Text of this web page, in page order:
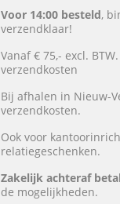
Voor 14:00 besteld,
verzendklaar!
Vanaf € 75,- excl.
verzendkosten
Bij afhalen in Nieuw-
verzendkosten.
Ook voor
relatiegeschenken.
Zakelijk achteraf
de mogelijkheden.